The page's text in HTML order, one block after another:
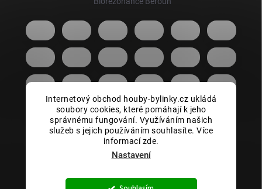
Internetový obchod houby-bylinky.cz ukládá
soubory cookies, které pomáhají k jeho
správnému fungování. Využíváním našich
služeb s jejich používáním souhlasíte. Více
informací zde.
Nastavení
Copyright 2026 . Všechna práva vyhrazena.